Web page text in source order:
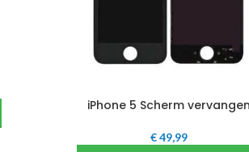
iPhone 5 Scherm vervangen
€49,99